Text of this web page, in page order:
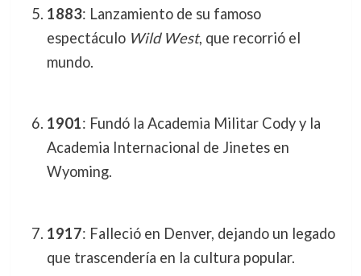
1883: Lanzamiento de su famoso
espectáculo Wild West, que recorrió el
mundo.
1901: Fundó la Academia Militar Cody y la
Academia Internacional de Jinetes en
Wyoming.
1917: Falleció en Denver, dejando un legado
que trascendería en la cultura popular.